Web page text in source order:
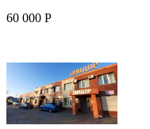
60 000 Р